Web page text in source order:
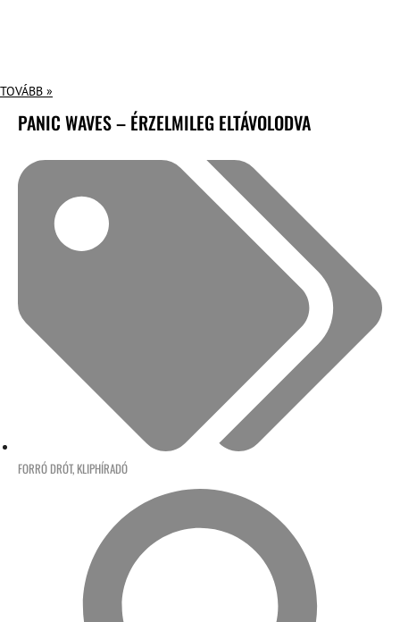
TOVÁBB »
PANIC WAVES – ÉRZELMILEG ELTÁVOLODVA
FORRÓ DRÓT, KLIPHÍRADÓ